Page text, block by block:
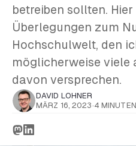
betreiben sollten.
Überlegungen zum
Hochschulwelt, den
möglicherweise viele
davon versprechen.
DAVID LOHNER
MÄRZ 16, 2023 ·4